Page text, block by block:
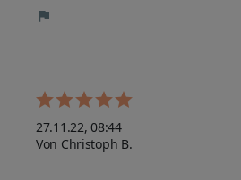
27.11.22, 08:44
Von Christoph B.